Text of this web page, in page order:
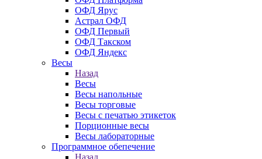
ОФД Ярус
Астрал ОФД
ОФД Первый
ОФД Такском
ОФД Яндекс
Весы
Назад
Весы
Весы напольные
Весы торговые
Весы с печатью этикеток
Порционные весы
Весы лабораторные
Программное обепечение
Назад